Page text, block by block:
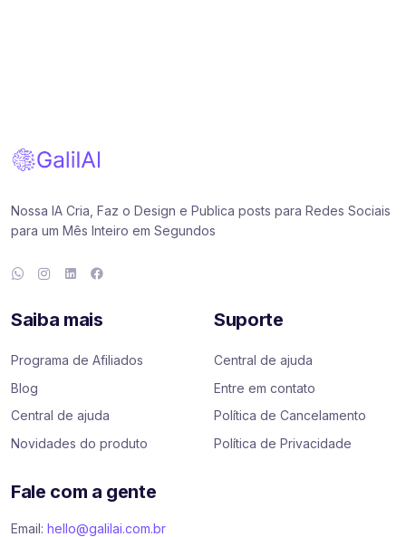
Nossa IA Cria, Faz o Design e Publica posts para Redes Sociais
para um Mês Inteiro em Segundos
Saiba mais
Programa de Afiliados
Blog
Central de ajuda
Novidades do produto
Suporte
Central de ajuda
Entre em contato
Política de Cancelamento
Política de Privacidade
Fale com a gente
Email: hello@galilai.com.br